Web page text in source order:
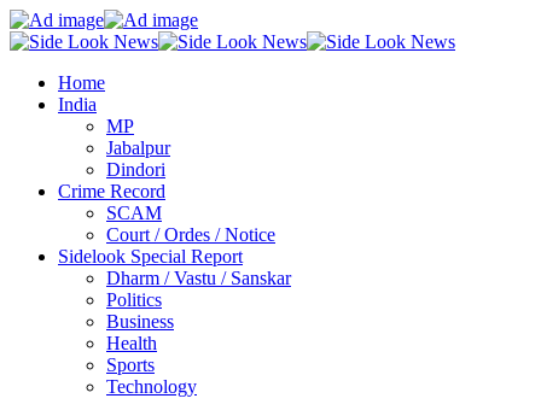
Home
India
MP
Jabalpur
Dindori
Crime Record
SCAM
Court / Ordes / Notice
Sidelook Special Report
Dharm / Vastu / Sanskar
Politics
Business
Health
Sports
Technology